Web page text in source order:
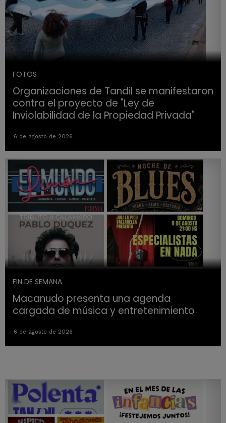
FOTOS
Organizaciones de Tandil se manifestaron
contra el proyecto de "Ley de
Inviolabilidad de la Propiedad Privada"
6 de agosto de 2026
FIN DE SEMANA
Macanudo presenta una agenda
cargada de música y entretenimiento
6 de agosto de 2026